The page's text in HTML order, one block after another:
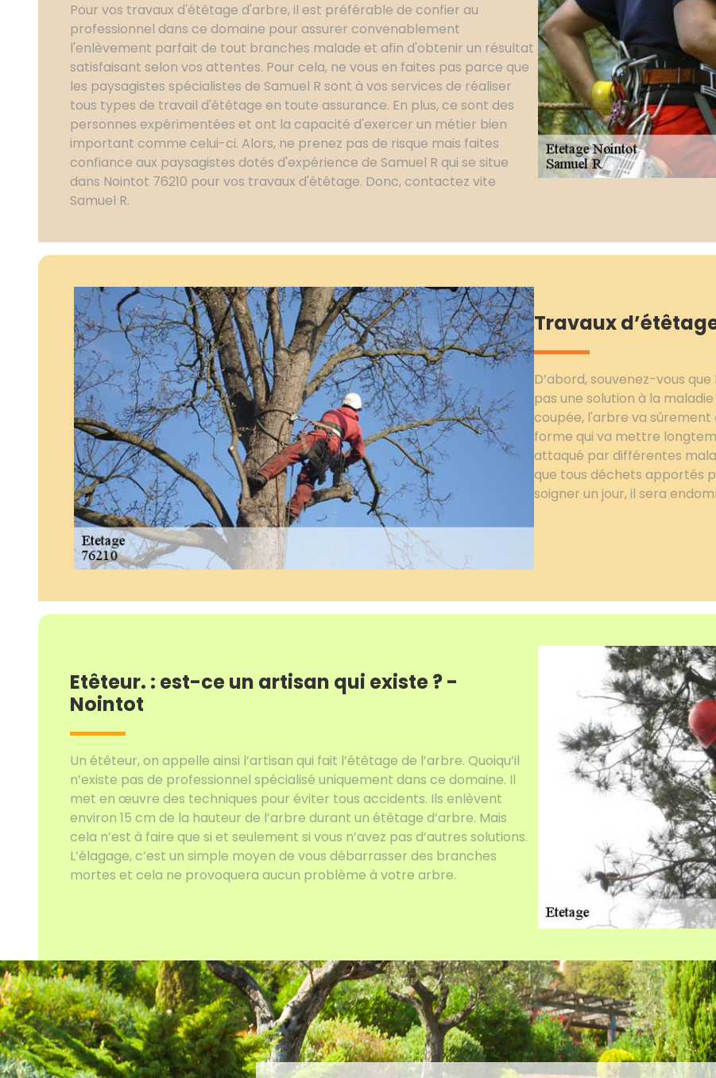
Pour vos travaux d'étêtage d'arbre, il est préférable de confier au
professionnel dans ce domaine pour assurer convenablement
l'enlèvement parfait de tout branches malade et afin d'obtenir un résultat
satisfaisant selon vos attentes. Pour cela, ne vous en faites pas parce que
les paysagistes spécialistes de Samuel R sont à vos services de réaliser
tous types de travail d'étêtage en toute assurance. En plus, ce sont des
personnes expérimentées et ont la capacité d'exercer un métier bien
important comme celui-ci. Alors, ne prenez pas de risque mais faites
confiance aux paysagistes dotés d'expérience de Samuel R qui se situe
dans Nointot 76210 pour vos travaux d'étêtage. Donc, contactez vite
Samuel R.
Travaux
D’abord, souvenez-vous
pas une solution à la
coupée, l'arbre va sûrement
forme qui va mettre
attaqué par différentes
que tous déchets apportés
soigner un jour, il sera
Etêteur. : est-ce un artisan qui existe ? -
Nointot
Un étêteur, on appelle ainsi l’artisan qui fait l’étêtage de l’arbre. Quoiqu’il
n’existe pas de professionnel spécialisé uniquement dans ce domaine. Il
met en œuvre des techniques pour éviter tous accidents. Ils enlèvent
environ 15 cm de la hauteur de l’arbre durant un étêtage d’arbre. Mais
cela n’est à faire que si et seulement si vous n’avez pas d’autres solutions.
L’élagage, c’est un simple moyen de vous débarrasser des branches
mortes et cela ne provoquera aucun problème à votre arbre.